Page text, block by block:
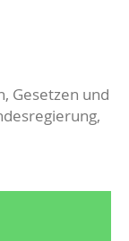
Gesetzen und